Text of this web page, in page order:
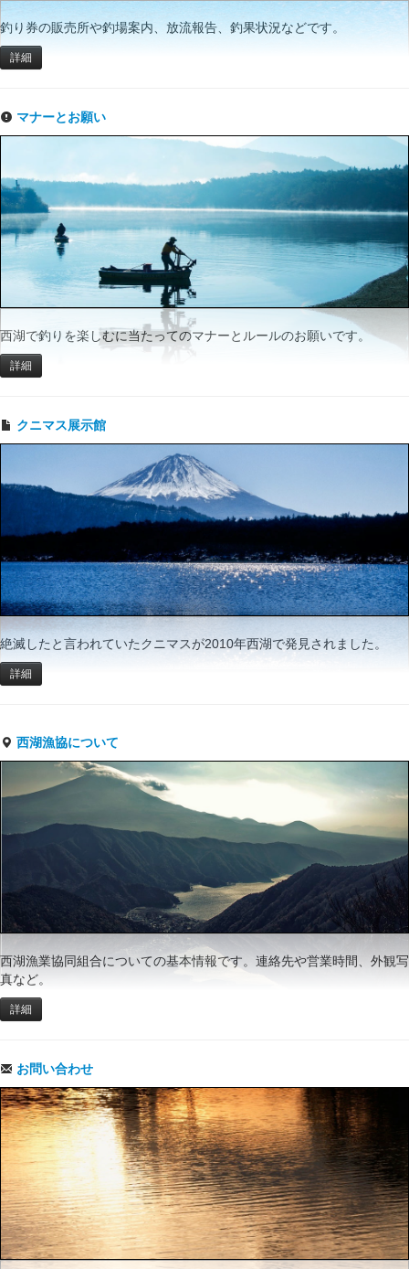
釣り券の販売所や釣場案内、放流報告、釣果状況などです。
詳細
マナーとお願い
西湖で釣りを楽しむに当たってのマナーとルールのお願いです。
詳細
クニマス展示館
絶滅したと言われていたクニマスが2010年西湖で発見されました。
詳細
西湖漁協について
西湖漁業協同組合についての基本情報です。連絡先や営業時間、外観写
真など。
詳細
お問い合わせ